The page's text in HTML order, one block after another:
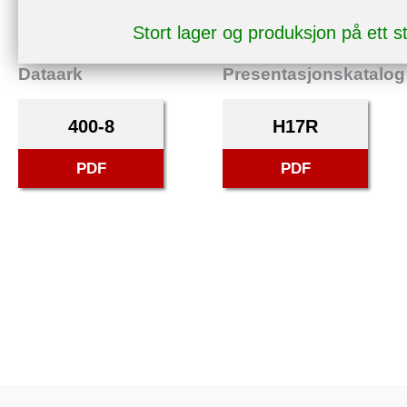
Stort lager og produksjon på ett
Dataark
400-8
PDF
Presentasjonskatalog
H17R
PDF